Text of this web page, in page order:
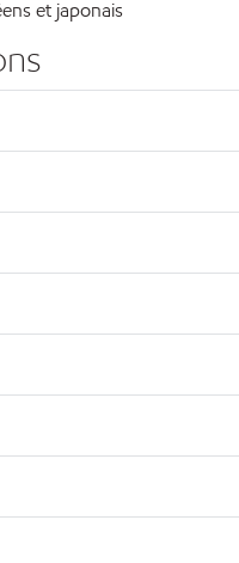
et japonais